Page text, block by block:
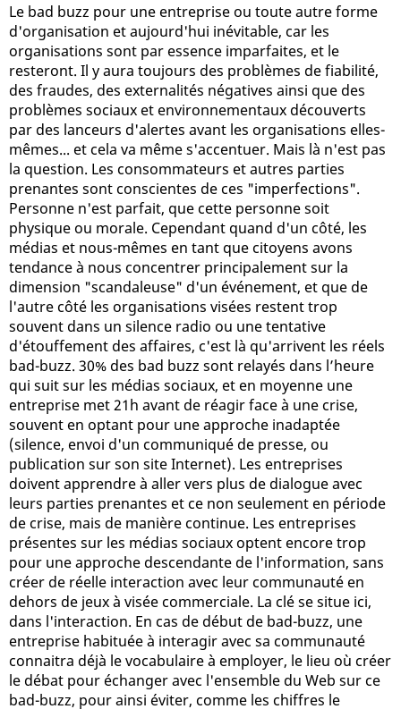
Le bad buzz pour une entreprise ou toute autre forme
d'organisation et aujourd'hui inévitable, car les
organisations sont par essence imparfaites, et le
resteront. Il y aura toujours des problèmes de fiabilité,
des fraudes, des externalités négatives ainsi que des
problèmes sociaux et environnementaux découverts
par des lanceurs d'alertes avant les organisations elles-
mêmes... et cela va même s'accentuer. Mais là n'est pas
la question. Les consommateurs et autres parties
prenantes sont conscientes de ces "imperfections".
Personne n'est parfait, que cette personne soit
physique ou morale. Cependant quand d'un côté, les
médias et nous-mêmes en tant que citoyens avons
tendance à nous concentrer principalement sur la
dimension "scandaleuse" d'un événement, et que de
l'autre côté les organisations visées restent trop
souvent dans un silence radio ou une tentative
d'étouffement des affaires, c'est là qu'arrivent les réels
bad-buzz. 30% des bad buzz sont relayés dans l’heure
qui suit sur les médias sociaux, et en moyenne une
entreprise met 21h avant de réagir face à une crise,
souvent en optant pour une approche inadaptée
(silence, envoi d'un communiqué de presse, ou
publication sur son site Internet). Les entreprises
doivent apprendre à aller vers plus de dialogue avec
leurs parties prenantes et ce non seulement en période
de crise, mais de manière continue. Les entreprises
présentes sur les médias sociaux optent encore trop
pour une approche descendante de l'information, sans
créer de réelle interaction avec leur communauté en
dehors de jeux à visée commerciale. La clé se situe ici,
dans l'interaction. En cas de début de bad-buzz, une
entreprise habituée à interagir avec sa communauté
connaitra déjà le vocabulaire à employer, le lieu où créer
le débat pour échanger avec l'ensemble du Web sur ce
bad-buzz, pour ainsi éviter, comme les chiffres le